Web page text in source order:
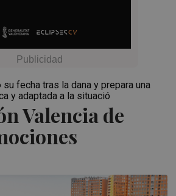
Valencia de
fecha tras la dana y prepara una
y adaptada a la situació